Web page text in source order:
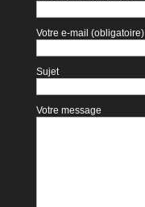
Votre e-mail (obligatoire)
Sujet
Votre message